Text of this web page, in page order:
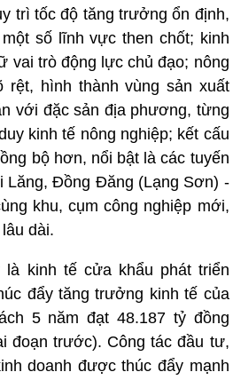
trì tốc độ tăng trưởng ổn định,
số lĩnh vực then chốt; kinh
vai trò động lực chủ đạo; nông
rệt, hình thành vùng sản xuất
với đặc sản địa phương, từng
kinh tế nông nghiệp; kết cấu
bộ hơn, nổi bật là các tuyến
Lăng, Đồng Đăng (Lạng Sơn) -
khu, cụm công nghiệp mới,
dài.
là kinh tế cửa khẩu phát triển
đẩy tăng trưởng kinh tế của
5 năm đạt 48.187 tỷ đồng
đoạn trước). Công tác đầu tư,
doanh được thúc đẩy mạnh